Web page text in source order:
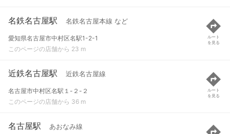
名鉄名古屋駅 名鉄名古屋本線 など
愛知県名古屋市中村区名駅1-2-1
このページの店舗から 23 m
ルート
を見る
近鉄名古屋駅 近鉄名古屋線
名古屋市中村区名駅１-２-２
このページの店舗から 36 m
ルート
を見る
名古屋駅 あおなみ線